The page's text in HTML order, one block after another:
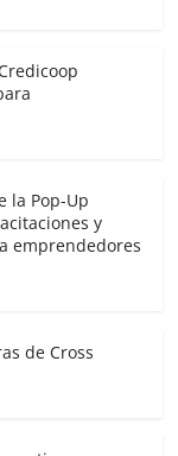
la Pop-Up
y
emprendedores
de Cross